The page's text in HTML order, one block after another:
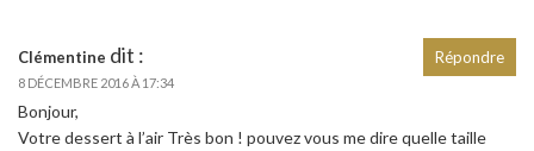
Clémentine dit :
8 DÉCEMBRE 2016 À 17:34
Bonjour,
Votre dessert à l’air Très bon ! pouvez vous me dire quelle taille
Répondre